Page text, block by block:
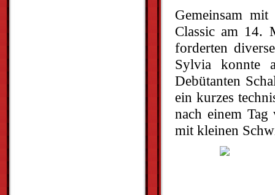
Gemeinsam
Classic am 14.
forderten
Sylvia konnte
Debütanten
ein kurzes
nach einem
mit kleinen